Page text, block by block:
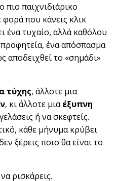
πιο παιχνιδιάρικο
που κάνεις κλικ
ένα τυχαίο, αλλά καθόλου
ένα απόσπασμα
αποδειχθεί το «σημάδι»
τύχης, άλλοτε μια
, κι άλλοτε μιαέξυπνη
ή να σκεφτείς.
κάθε μήνυμα κρύβει
ξέρεις ποιο θα είναι το
ρισκάρεις.